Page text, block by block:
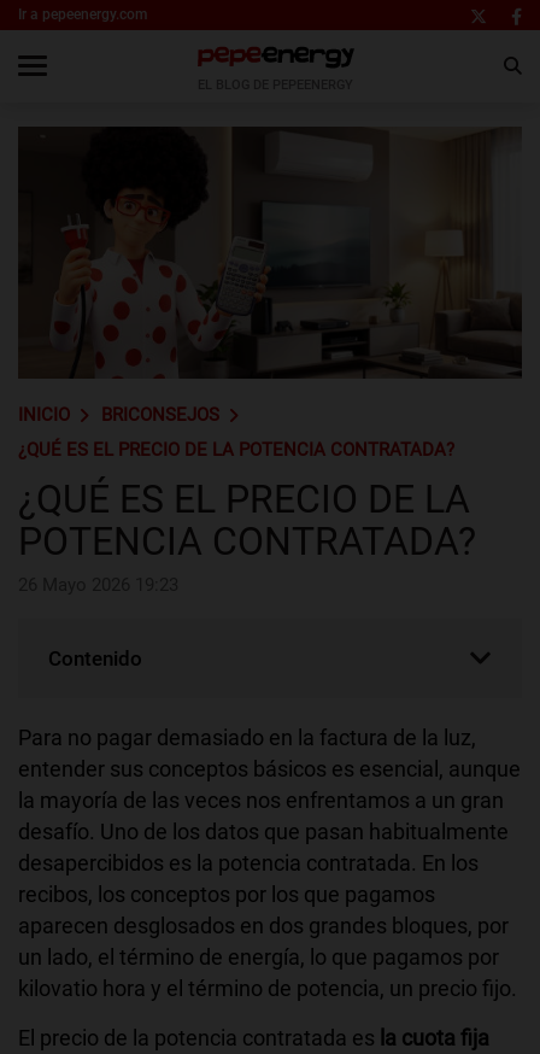
Ir a pepeenergy.com
INICIO
BRICONSEJOS
¿QUÉ ES EL PRECIO DE LA POTENCIA CONTRATADA?
¿QUÉ ES EL PRECIO DE LA
POTENCIA CONTRATADA?
Contenido
Para no pagar demasiado en la factura de la luz,
entender sus conceptos básicos es esencial, aunque
la mayoría de las veces nos enfrentamos a un gran
desafío. Uno de los datos que pasan habitualmente
desapercibidos es la potencia contratada. En los
recibos, los conceptos por los que pagamos
aparecen desglosados en dos grandes bloques, por
un lado, el término de energía, lo que pagamos por
kilovatio hora y el término de potencia, un precio fijo.
El precio de la potencia contratada es la cuota fija